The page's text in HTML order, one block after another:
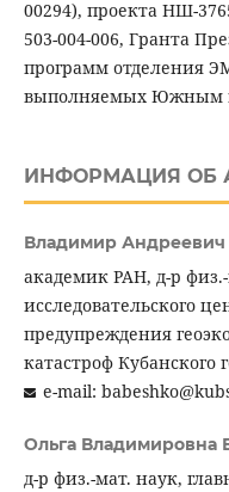
00294), проекта НШ-
503-004-006, Гранта
программ отделения
выполняемых Южным
ИНФОРМАЦИЯ ОБ
Владимир
академик РАН, д-р
исследовательского
предупреждения
катастроф Кубанского
e-mail:
Ольга Владимировна
д-р физ.-мат. наук,